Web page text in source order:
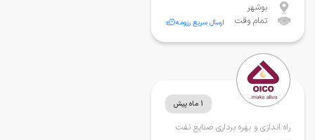
بوشهر
تمام وقت
ارسال سریع رزومه
1 ماه پیش
راه اندازی و بهره برداری صنایع نفت